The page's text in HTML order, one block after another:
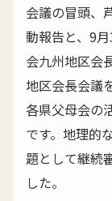
会議の冒頭、
動報告と、9
会九州地区会
地区会長会議
各県父母会の
です。地理的
題として継続
した。